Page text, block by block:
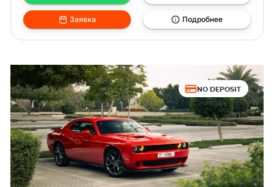
Заявка Подробнее
NO DEPOSIT